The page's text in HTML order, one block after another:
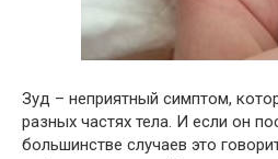
Зуд – неприятный симптом,
разных частях тела. И если он
большинстве случаев это